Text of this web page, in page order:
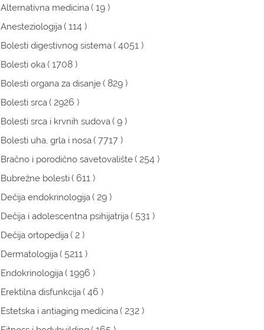
Alternativna medicina( 19 )
Anesteziologija( 114 )
Bolesti digestivnog sistema( 4051 )
Bolesti oka( 1708 )
Bolesti organa za disanje( 829 )
Bolesti srca( 2926 )
Bolesti srca i krvnih sudova( 9 )
Bolesti uha, grla i nosa( 7717 )
Bračno i porodično savetovalište( 254 )
Bubrežne bolesti( 611 )
Dečija endokrinologija( 29 )
Dečija i adolescentna psihijatrija( 531 )
Dečija ortopedija( 2 )
Dermatologija( 5211 )
Endokrinologija( 1996 )
Erektilna disfunkcija( 46 )
Estetska i antiaging medicina( 232 )